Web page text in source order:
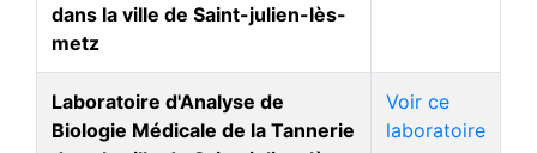
dans la ville de Saint-julien-lès-
metz
Laboratoire d'Analyse de
Biologie Médicale de la Tannerie
Voir ce
laboratoire